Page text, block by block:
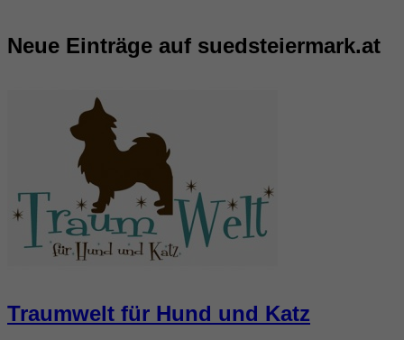
Neue Einträge auf suedsteiermark.at
Traumwelt für Hund und Katz